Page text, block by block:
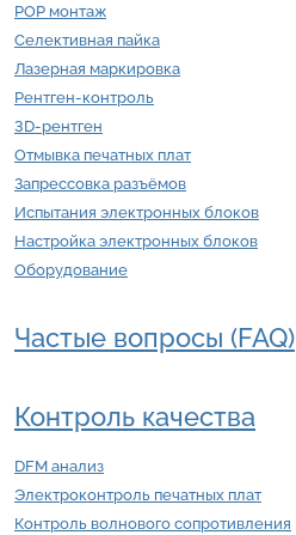
POP монтаж
Селективная пайка
Лазерная маркировка
Рентген-контроль
3D-рентген
Отмывка печатных плат
Запрессовка разъёмов
Испытания электронных блоков
Настройка электронных блоков
Оборудование
Частые вопросы (FAQ)
Контроль качества
DFM анализ
Электроконтроль печатных плат
Контроль волнового сопротивления